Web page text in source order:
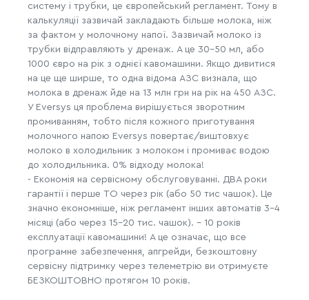
систему і трубки, це європейський регламент. Тому в
калькуляції зазвичай закладають більше молока, ніж
за фактом у молочному напої. Зазвичай молоко із
трубки відправляють у дренаж. А це 30-50 мл, або
1000 євро на рік з однієї кавомашини. Якщо дивитися
на це ще ширше, то одна відома АЗС визнала, що
молока в дренаж йде на 13 млн грн на рік на 450 АЗС.
У Eversys ця проблема вирішується зворотним
промиванням, тобто після кожного приготування
молочного напою Eversys повертає/виштовхує
молоко в холодильник з молоком і промиває водою
до холодильника. 0% відходу молока!
- Економія на сервісному обслуговуванні. ДВА роки
гарантії і перше ТО через рік (або 50 тис чашок). Це
значно економніше, ніж регламент інших автоматів 3-4
місяці (або через 15-20 тис. чашок). - 10 років
експлуатації кавомашини! А це означає, що все
програмне забезпечення, апгрейди, безкоштовну
сервісну підтримку через телеметрію ви отримуєте
БЕЗКОШТОВНО протягом 10 років.